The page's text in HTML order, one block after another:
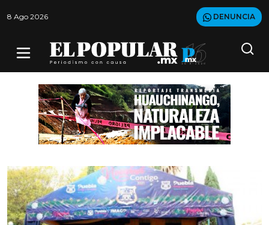
8 Ago 2026 DENUNCIA